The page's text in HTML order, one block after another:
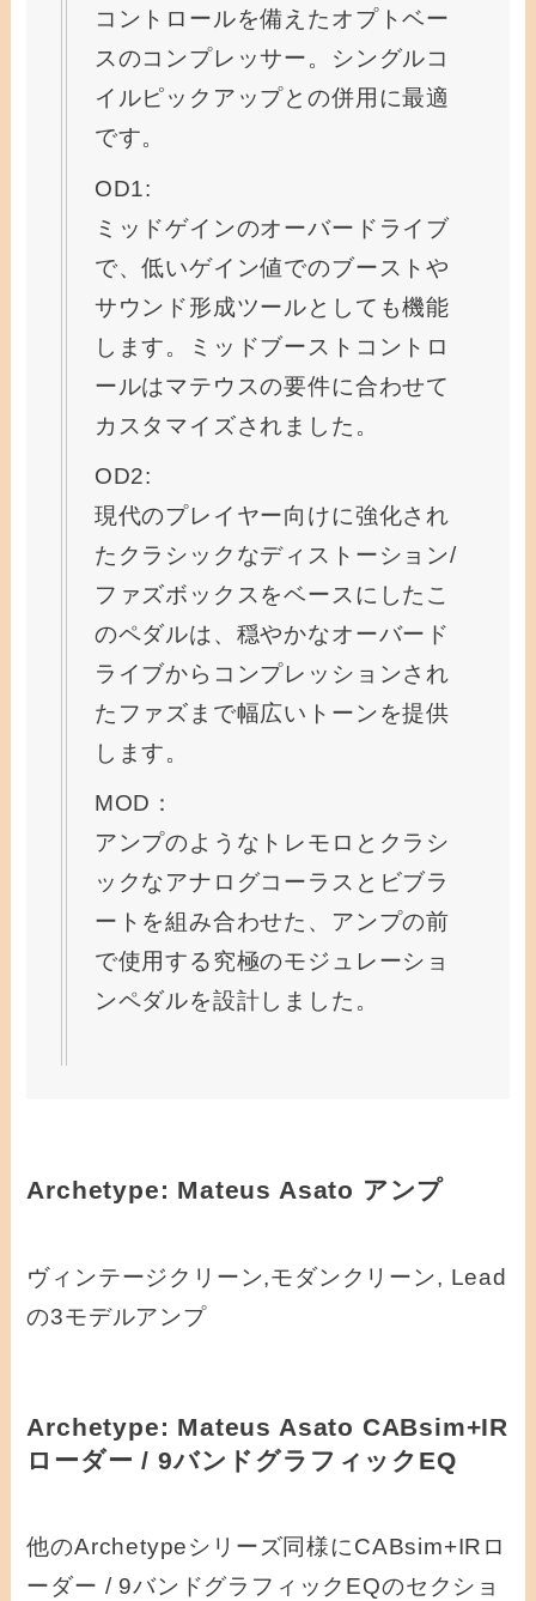
コントロールを備えたオプトベー
スのコンプレッサー。シングルコ
イルピックアップとの併用に最適
です。
OD1:
ミッドゲインのオーバードライブ
で、低いゲイン値でのブーストや
サウンド形成ツールとしても機能
します。ミッドブーストコントロ
ールはマテウスの要件に合わせて
カスタマイズされました。
OD2:
現代のプレイヤー向けに強化され
たクラシックなディストーション/
ファズボックスをベースにしたこ
のペダルは、穏やかなオーバード
ライブからコンプレッションされ
たファズまで幅広いトーンを提供
します。
MOD：
アンプのようなトレモロとクラシ
ックなアナログコーラスとビブラ
ートを組み合わせた、アンプの前
で使用する究極のモジュレーショ
ンペダルを設計しました。
Archetype: Mateus Asato アンプ
ヴィンテージクリーン,モダンクリーン, Lead
の3モデルアンプ
Archetype: Mateus Asato CABsim+IR
ローダー / 9バンドグラフィックEQ
他のArchetypeシリーズ同様にCABsim+IRロ
ーダー / 9バンドグラフィックEQのセクショ